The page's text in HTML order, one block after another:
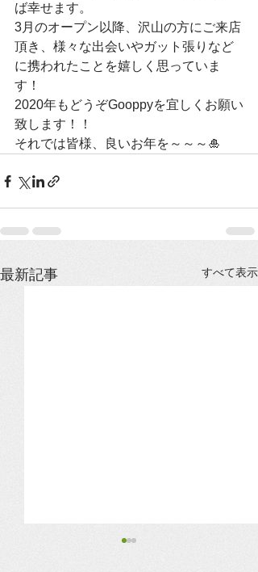
ば幸せます。
3月のオープン以降、沢山の方にご来店
頂き、様々な出会いやガット張りなど
に携われたことを嬉しく思っていま
す！
2020年もどうぞGooppyを宜しくお願い
致します！！
それでは皆様、良いお年を～～～🎍
最新記事 すべて表示